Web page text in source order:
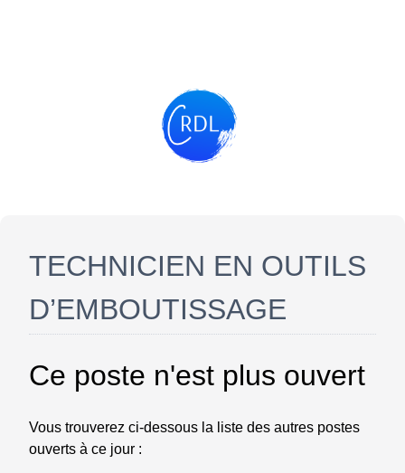
TECHNICIEN EN OUTILS
D’EMBOUTISSAGE
Ce poste n'est plus ouvert
Vous trouverez ci-dessous la liste des autres postes
ouverts à ce jour :